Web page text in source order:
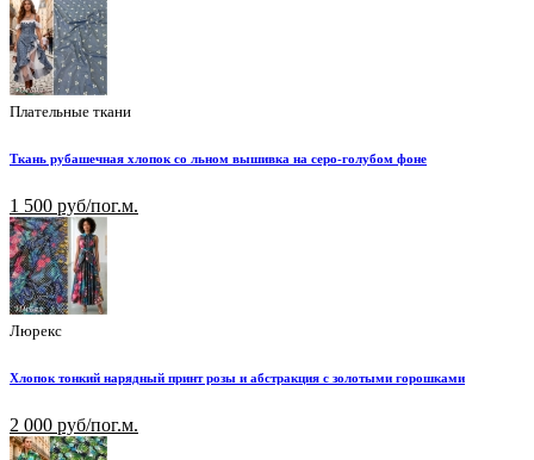
Плательные ткани
Ткань рубашечная хлопок со льном вышивка на серо-голубом фоне
1 500 руб/пог.м.
Люрекс
Хлопок тонкий нарядный принт розы и абстракция с золотыми горошками
2 000 руб/пог.м.